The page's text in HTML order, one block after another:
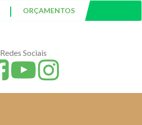
| ORÇAMENTOS
Redes Sociais